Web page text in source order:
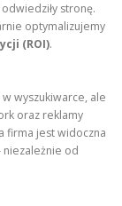
stronę.
optymalizujemy
(ROI).
wyszukiwarce, ale
oraz reklamy
firma jest widoczna
niezależnie od